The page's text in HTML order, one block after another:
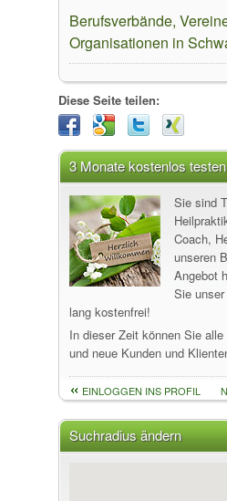
Berufsverbände,
Organisationen in
Diese Seite teilen:
3 Monate kostenlos testen
Sie sind
Coach,
unseren
Angebot
Sie
lang kostenfrei!
In dieser Zeit können Sie
und neue Kunden und
EINLOGGEN INS PROFIL
Suchradius ändern